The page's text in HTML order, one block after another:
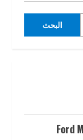
البحث
Ford